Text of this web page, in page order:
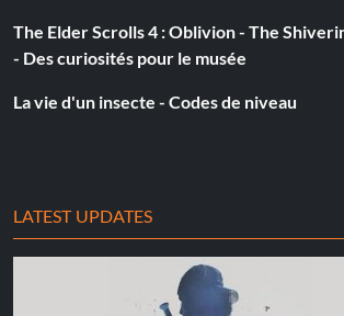
The Elder Scrolls 4 : Oblivion - The
- Des curiosités pour le musée
La vie d'un insecte - Codes de niveau
LATEST UPDATES